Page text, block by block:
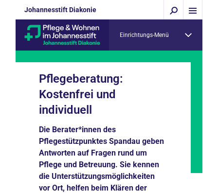
Johannesstift Diakonie
Einrichtungs-Menü
Pflegeberatung:
Kostenfrei und
individuell
Die Berater*innen des
Pflegestützpunktes Spandau geben
Antworten auf Fragen rund um
Pflege und Betreuung. Sie kennen
die Unterstützungsmöglichkeiten
vor Ort, helfen beim Klären der